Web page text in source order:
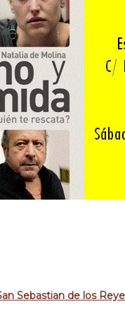
Sebastian de los